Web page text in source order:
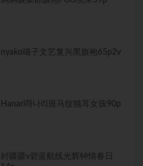
nyako喵子文艺复兴黑旗袍65p2v
Hanari하나리斑马纹猫耳女孩90p
封疆疆v碧蓝航线光辉钟情春日